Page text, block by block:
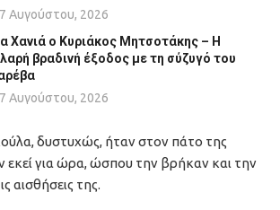
7 Αυγούστου, 2026
Χανιά ο Κυριάκος Μητσοτάκης – Η
βραδινή έξοδος με τη σύζυγό του
7 Αυγούστου, 2026
δυστυχώς, ήταν στον πάτο της
εκεί για ώρα, ώσπου την βρήκαν και την
αισθήσεις της.